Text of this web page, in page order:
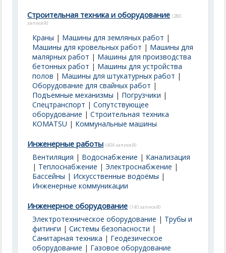
Строительная техника и оборудование (280
записей)
Краны | Машины для земляных работ |
Машины для кровельных работ | Машины для
малярных работ | Машины для производства
бетонных работ | Машины для устройства
полов | Машины для штукатурных работ |
Оборудование для свайных работ |
Подъемные механизмы | Погрузчики |
Спецтранспорт |Сопутствующее
оборудование |Строительная техника
KOMATSU | Коммунальные машины
Инженерные работы (404 записей)
Вентиляция | Водоснабжение | Канализация
| Теплоснабжение |Электроснабжение |
Бассейны | Искусственные водоёмы |
Инженерные коммуникации
Инженерное оборудование (140 записей)
Электротехническое оборудование | Трубы и
фитинги |Системы безопасности |
Санитарная техника | Геодезическое
оборудование | Газовое оборудование